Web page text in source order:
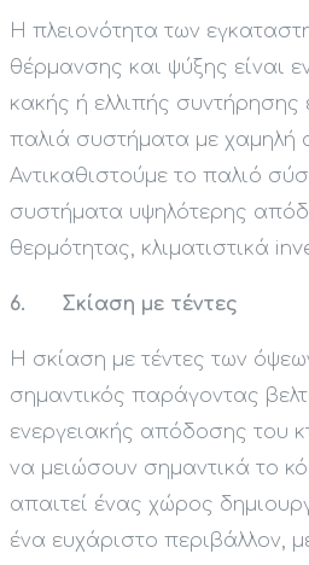
Η πλειονότητα των
θέρμανσης και ψύξης είναι
κακής ή ελλιπής συντήρησης
παλιά συστήματα με χαμηλή
Αντικαθιστούμε το παλιό
συστήματα υψηλότερης
θερμότητας, κλιματιστικά
6. Σκίαση με τέντες
Η σκίαση με τέντες των
σημαντικός παράγοντας
ενεργειακής απόδοσης του
να μειώσουν σημαντικά το
απαιτεί ένας χώρος
ένα ευχάριστο περιβάλλον,